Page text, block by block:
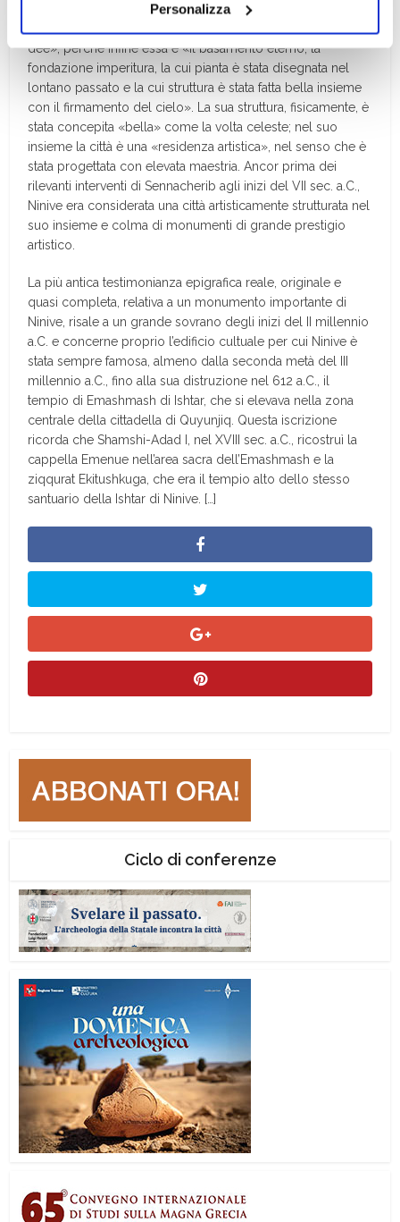
il tuo consenso alla profilazione che potrai revocare in
ogni momentoRevoca
Personalizza
perché è «il centro di culto, la città amata di Ishtar», perché
dee», perché infine essa è «il basamento eterno, la
fondazione imperitura, la cui pianta è stata disegnata nel
lontano passato e la cui struttura è stata fatta bella insieme
con il firmamento del cielo». La sua struttura, fisicamente, è
stata concepita «bella» come la volta celeste; nel suo
insieme la città è una «residenza artistica», nel senso che è
stata progettata con elevata maestria. Ancor prima dei
rilevanti interventi di Sennacherib agli inizi del VII sec. a.C.,
Ninive era considerata una città artisticamente strutturata nel
suo insieme e colma di monumenti di grande prestigio
artistico.
La più antica testimonianza epigrafica reale, originale e
quasi completa, relativa a un monumento importante di
Ninive, risale a un grande sovrano degli inizi del II millennio
a.C. e concerne proprio l’edificio cultuale per cui Ninive è
stata sempre famosa, almeno dalla seconda metà del III
millennio a.C., fino alla sua distruzione nel 612 a.C., il
tempio di Emashmash di Ishtar, che si elevava nella zona
centrale della cittadella di Quyunjiq. Questa iscrizione
ricorda che Shamshi-Adad I, nel XVIII sec. a.C., ricostruì la
cappella Emenue nell’area sacra dell’Emashmash e la
ziqqurat Ekitushkuga, che era il tempio alto dello stesso
santuario della Ishtar di Ninive. […]
Ciclo di conferenze